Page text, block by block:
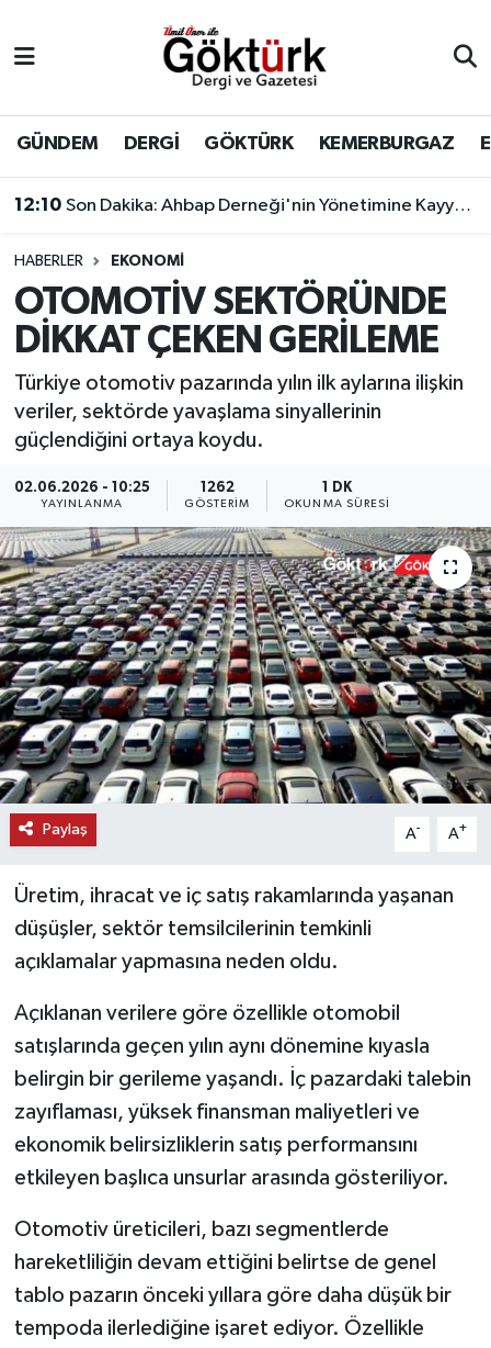
GÜNDEM DERGİ GÖKTÜRK KEMERBURGAZ
12:10 Son Dakika: Ahbap Derneği'nin Yönetimine Kayyum Atandı
HABERLER EKONOMİ
OTOMOTİV SEKTÖRÜNDE
DİKKAT ÇEKEN GERİLEME
Türkiye otomotiv pazarında yılın ilk aylarına ilişkin
veriler, sektörde yavaşlama sinyallerinin
güçlendiğini ortaya koydu.
02.06.2026 - 10:25
YAYINLANMA
1262
GÖSTERIM
1 DK
OKUNMA SÜRESI
Paylaş A- A+
Üretim, ihracat ve iç satış rakamlarında yaşanan
düşüşler, sektör temsilcilerinin temkinli
açıklamalar yapmasına neden oldu.
Açıklanan verilere göre özellikle otomobil
satışlarında geçen yılın aynı dönemine kıyasla
belirgin bir gerileme yaşandı. İç pazardaki talebin
zayıflaması, yüksek finansman maliyetleri ve
ekonomik belirsizliklerin satış performansını
etkileyen başlıca unsurlar arasında gösteriliyor.
Otomotiv üreticileri, bazı segmentlerde
hareketliliğin devam ettiğini belirtse de genel
tablo pazarın önceki yıllara göre daha düşük bir
tempoda ilerlediğine işaret ediyor. Özellikle
BİLİM
DERGİ
DÜNYA
EĞİTİM
GÖKTÜRK
KEMERBURGAZ
KÜLTÜR - SANAT
MAGAZİN
ÖZEL HABER
SAĞLIK
SPOR
TİCARET
YAŞAM
Eyüpsultan Hava Durumu
Eyüpsultan Trafik Yoğunluk Haritası
Süper Lig Puan Durumu ve Fikstür
Tüm Manşetler
Son Dakika Haberleri
Haber Arşivi